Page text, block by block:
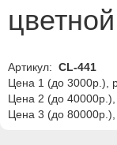
цветной
Артикул: CL-441
Цена 1 (до 3000р.),
Цена 2 (до 40000р.),
Цена 3 (до 80000р.),